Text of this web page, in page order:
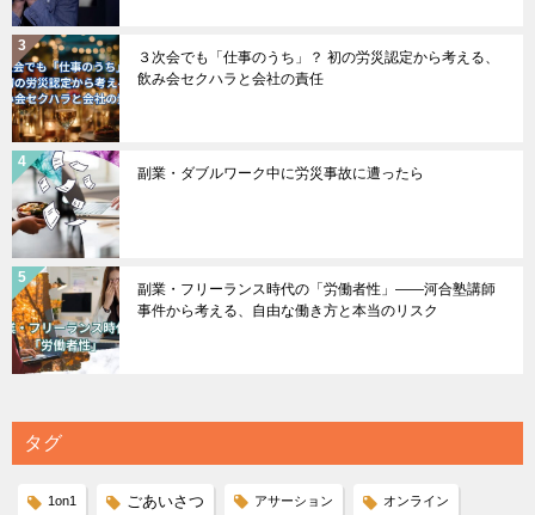
３次会でも「仕事のうち」？ 初の労災認定から考える、
飲み会セクハラと会社の責任
副業・ダブルワーク中に労災事故に遭ったら
副業・フリーランス時代の「労働者性」――河合塾講師
事件から考える、自由な働き方と本当のリスク
タグ
1on1 ごあいさつ アサーション オンライン